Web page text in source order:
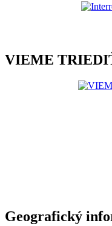
VIEME
Geografický